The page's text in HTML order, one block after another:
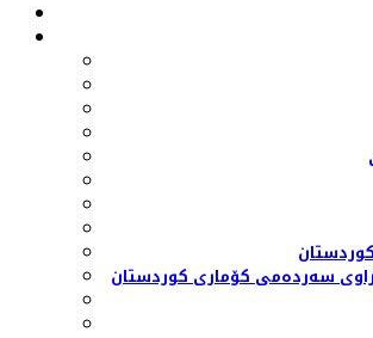
سەردەمی کۆماری کوردستان